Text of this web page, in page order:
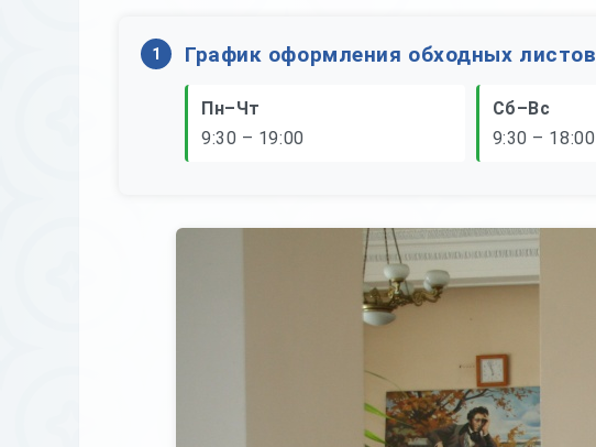
1 График оформления обходных листов
Пн–Чт
9:30 – 19:00
Сб–Вс
9:30 – 18:00